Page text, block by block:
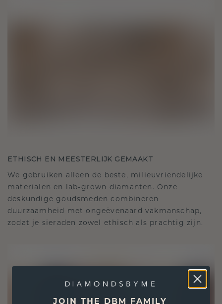
ETHISCH EN MEESTERLIJK GEMAAKT
We gebruiken alleen de beste, milieuvriendelijke
materialen en lab-grown diamanten. Onze
deskundige goudsmeden combineren
duurzaamheid met ongeëvenaard vakmanschap,
zodat je sieraden zowel ethisch als prachtig zijn.
JOIN THE DBM FAMILY